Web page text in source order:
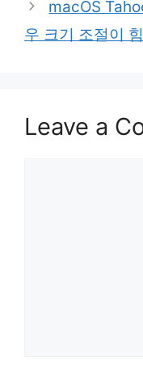
macOS
우 크기 조절이
Leave a